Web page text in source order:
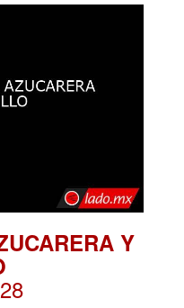
Y